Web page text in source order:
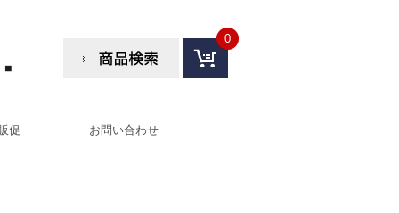
0
促 お問い合わせ